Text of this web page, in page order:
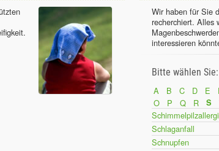
Wir haben für Sie
recherchiert. Alles
interessieren
Bitte wählen Sie:
A
B C D E
O
P Q R S
Schlaganfall
Schnupfen